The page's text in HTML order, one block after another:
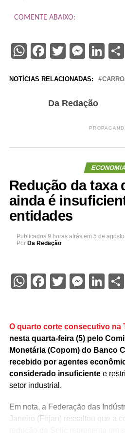
COMENTE ABAIXO:
WhatsApp
Facebook
Twitter
NOTÍCIAS RELACIONADAS:
Da Redação
ECONOMIA
Redução da taxa
ainda é
entidades
Publicados 9 horas atrás em 5 de
Por Da Redação
WhatsApp
Facebook
Twitter
O quarto corte consecutivo na
nesta quarta-feira (5) pelo
Monetária (Copom) do Banco
recebido por agentes
considerado insuficientee
setor industrial.
Em nota, a Federação das
Janeiro (Firjan) ressaltou que a